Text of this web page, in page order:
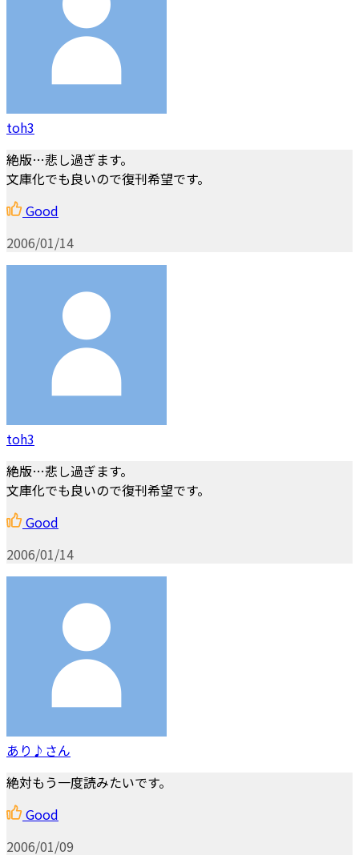
toh3
絶版…悲し過ぎます。
文庫化でも良いので復刊希望です。
Good
2006/01/14
toh3
絶版…悲し過ぎます。
文庫化でも良いので復刊希望です。
Good
2006/01/14
あり♪さん
絶対もう一度読みたいです。
Good
2006/01/09